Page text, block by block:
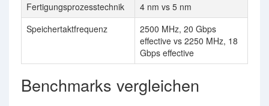
Fertigungsprozesstechnik
4 nm vs 5 nm
Speichertaktfrequenz
2500 MHz, 20 Gbps
effective vs 2250 MHz, 18
Gbps effective
Benchmarks vergleichen